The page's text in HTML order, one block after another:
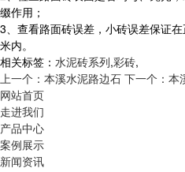
缀作用；
3、查看路面砖误差，小砖误差保证
米内。
相关标签： 水泥砖系列,彩砖,
上一个：本溪水泥路边石 下一个：本
网站首页
走进我们
产品中心
案例展示
新闻资讯